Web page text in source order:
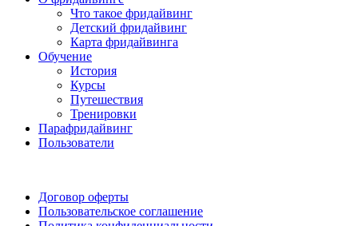
Что такое фридайвинг
Детский фридайвинг
Карта фридайвинга
Обучение
История
Курсы
Путешествия
Тренировки
Парафридайвинг
Пользователи
Договор оферты
Пользовательское соглашение